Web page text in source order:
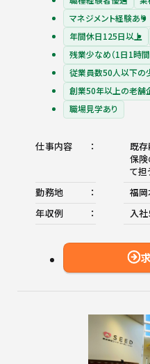
マネジメント経験あり
年間休日125日以上
残業少なめ（1日1時間
従業員数50人以下の
創業50年以上の老舗
職場見学あり
仕事内容
既存
保
て担
勤務地
福
年収例
入社